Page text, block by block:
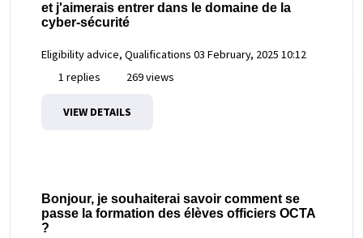
et j'aimerais entrer dans le domaine de la
cyber-sécurité
Eligibility advice, Qualifications 03 February, 2025 10:12
1 replies
269 views
VIEW DETAILS
Bonjour, je souhaiterai savoir comment se
passe la formation des élèves officiers OCTA
?